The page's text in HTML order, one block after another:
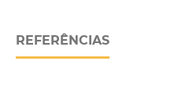
REFERÊNCIAS